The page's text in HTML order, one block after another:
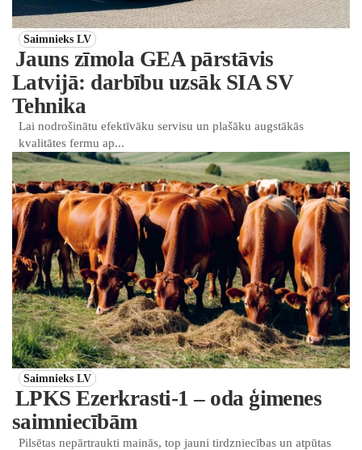
Saimnieks LV
Jauns zīmola GEA pārstāvis
Latvijā: darbību uzsāk SIA SV
Tehnika
Lai nodrošinātu efektīvāku servisu un plašāku augstākās
kvalitātes fermu ap...
Saimnieks LV
LPKS Ezerkrasti-1 – oda ģimenes
saimniecībām
Pilsētas nepārtraukti mainās, top jauni tirdzniecības un atpūtas